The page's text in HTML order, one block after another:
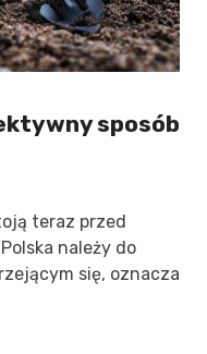
sposób
teraz przed
należy do
się, oznacza